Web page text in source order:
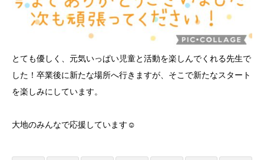
とても優しく、元気いっぱい児童と活動を楽しんでくれる先生で
した！卒業後に新たな場所へ行きますが、そこで新たなスタート
を楽しみにしています。
大地のみんなで応援しています☺️